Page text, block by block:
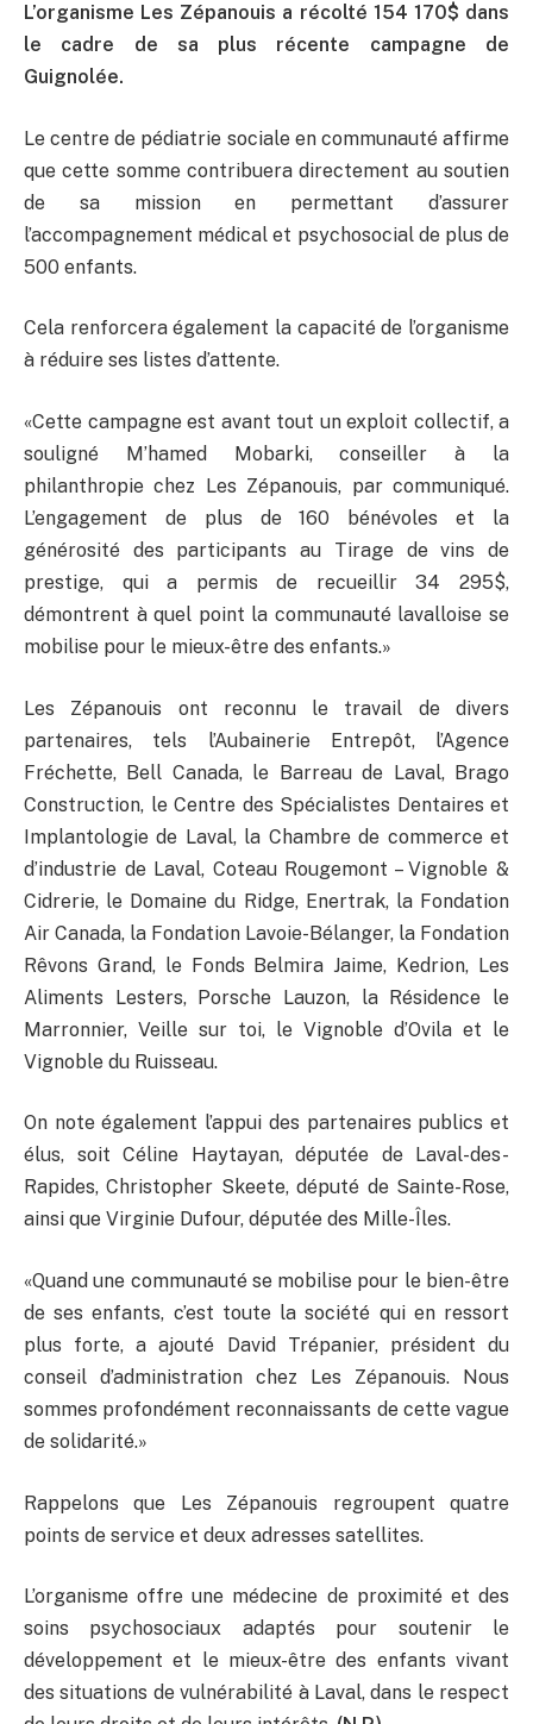
L’organisme Les Zépanouis a récolté 154 170$ dans
le cadre de sa plus récente campagne de
Guignolée.
Le centre de pédiatrie sociale en communauté affirme
que cette somme contribuera directement au soutien
de sa mission en permettant d’assurer
l’accompagnement médical et psychosocial de plus de
500 enfants.
Cela renforcera également la capacité de l’organisme
à réduire ses listes d’attente.
«Cette campagne est avant tout un exploit collectif, a
souligné M’hamed Mobarki, conseiller à la
philanthropie chez Les Zépanouis, par communiqué.
L’engagement de plus de 160 bénévoles et la
générosité des participants au Tirage de vins de
prestige, qui a permis de recueillir 34 295$,
démontrent à quel point la communauté lavalloise se
mobilise pour le mieux-être des enfants.»
Les Zépanouis ont reconnu le travail de divers
partenaires, tels l’Aubainerie Entrepôt, l’Agence
Fréchette, Bell Canada, le Barreau de Laval, Brago
Construction, le Centre des Spécialistes Dentaires et
Implantologie de Laval, la Chambre de commerce et
d’industrie de Laval, Coteau Rougemont – Vignoble &
Cidrerie, le Domaine du Ridge, Enertrak, la Fondation
Air Canada, la Fondation Lavoie-Bélanger, la Fondation
Rêvons Grand, le Fonds Belmira Jaime, Kedrion, Les
Aliments Lesters, Porsche Lauzon, la Résidence le
Marronnier, Veille sur toi, le Vignoble d’Ovila et le
Vignoble du Ruisseau.
On note également l’appui des partenaires publics et
élus, soit Céline Haytayan, députée de Laval-des-
Rapides, Christopher Skeete, député de Sainte-Rose,
ainsi que Virginie Dufour, députée des Mille-Îles.
«Quand une communauté se mobilise pour le bien-être
de ses enfants, c’est toute la société qui en ressort
plus forte, a ajouté David Trépanier, président du
conseil d’administration chez Les Zépanouis. Nous
sommes profondément reconnaissants de cette vague
de solidarité.»
Rappelons que Les Zépanouis regroupent quatre
points de service et deux adresses satellites.
L’organisme offre une médecine de proximité et des
soins psychosociaux adaptés pour soutenir le
développement et le mieux-être des enfants vivant
des situations de vulnérabilité à Laval, dans le respect